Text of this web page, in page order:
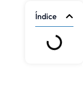
Índice